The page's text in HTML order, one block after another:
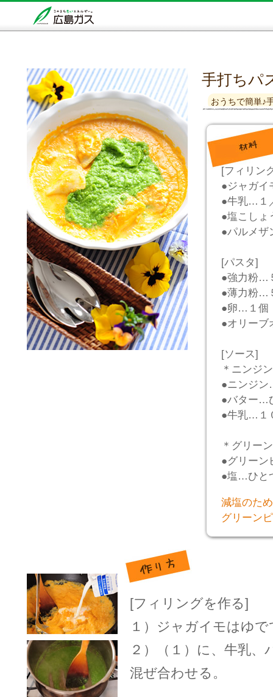
手打ちパ
おうちで簡単♪
[フィリン
●ジャガ
●牛乳…１
●塩こし
●パルメ
[パスタ]
●強力粉…
●薄力粉…
●卵…１個
●オリー
[ソース]
＊ニンジ
●ニンジ
●バター…
●牛乳…１
＊グリー
●グリー
●塩…ひと
減塩のた
グリーン
[フィリングを作る]
１）ジャガイモはゆ
２）（１）に、牛乳
混ぜ合わせる。